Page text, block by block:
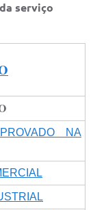
serviço
NA